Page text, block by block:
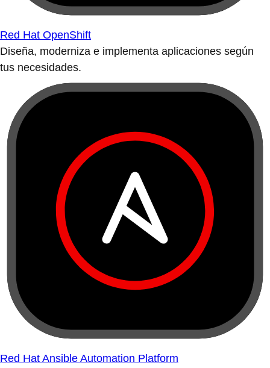
Red Hat OpenShift
Diseña, moderniza e implementa aplicaciones según
tus necesidades.
Red Hat Ansible Automation Platform